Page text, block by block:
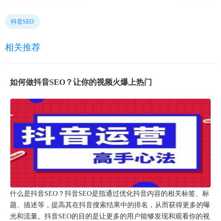
抖音SEO
相关推荐
如何做抖音SEO？让你的视频火爆上热门
什么是抖音SEO？抖音SEO是指通过优化抖音内容的相关标签、标
题、描述等，提高其在抖音搜索结果中的排名，从而获得更多的曝
光和流量。抖音SEO的目的是让更多的用户能够发现和观看你的视